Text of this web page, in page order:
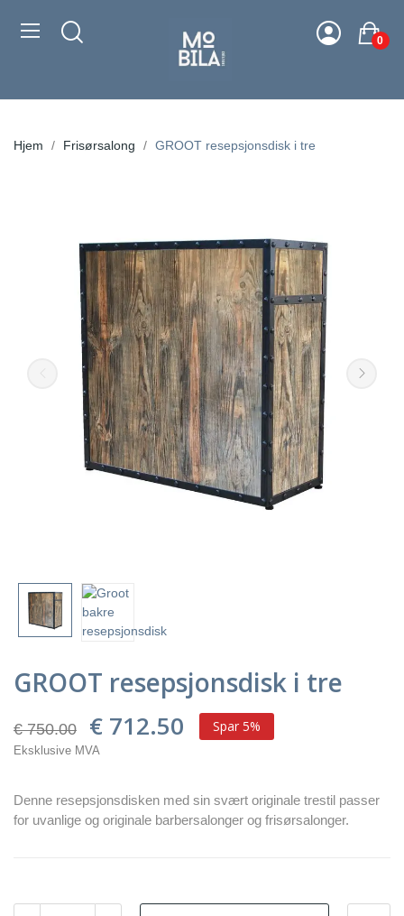
0
Hjem Frisørsalong GROOT resepsjonsdisk i tre
GROOT resepsjonsdisk i tre
€ 750.00 € 712.50 Spar 5%
Eksklusive MVA
Denne resepsjonsdisken med sin svært originale trestil passer
for uvanlige og originale barbersalonger og frisørsalonger.